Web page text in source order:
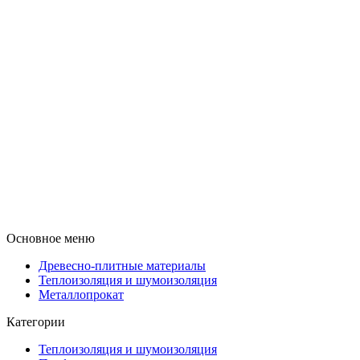
Основное меню
Древесно-плитные материалы
Теплоизоляция и шумоизоляция
Металлопрокат
Категории
Теплоизоляция и шумоизоляция